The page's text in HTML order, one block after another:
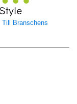
Till Branschens